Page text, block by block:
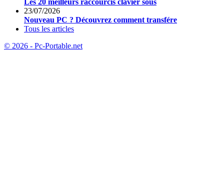
23/07/2026
Nouveau PC ? Découvrez comment transfére
Tous les articles
© 2026 - Pc-Portable.net